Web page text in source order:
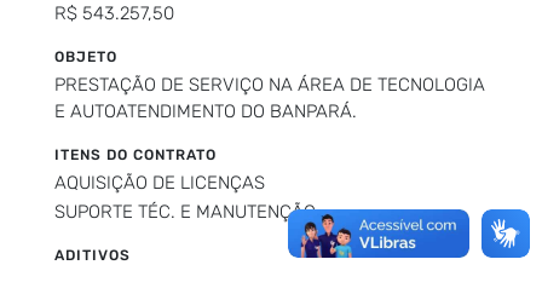
R$ 543.257,50
OBJETO
PRESTAÇÃO DE SERVIÇO NA ÁREA DE TECNOLOGIA
E AUTOATENDIMENTO DO BANPARÁ.
ITENS DO CONTRATO
AQUISIÇÃO DE LICENÇAS
SUPORTE TÉC. E MANUTENÇÃO
ADITIVOS